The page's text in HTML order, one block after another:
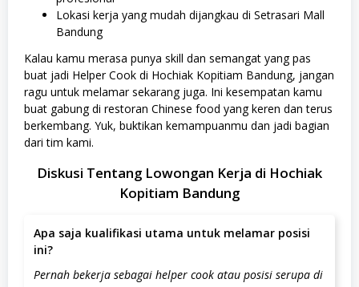
Lokasi kerja yang mudah dijangkau di Setrasari Mall
Bandung
Kalau kamu merasa punya skill dan semangat yang pas
buat jadi Helper Cook di Hochiak Kopitiam Bandung, jangan
ragu untuk melamar sekarang juga. Ini kesempatan kamu
buat gabung di restoran Chinese food yang keren dan terus
berkembang. Yuk, buktikan kemampuanmu dan jadi bagian
dari tim kami.
Diskusi Tentang Lowongan Kerja di Hochiak
Kopitiam Bandung
Apa saja kualifikasi utama untuk melamar posisi
ini?
Pernah bekerja sebagai helper cook atau posisi serupa di